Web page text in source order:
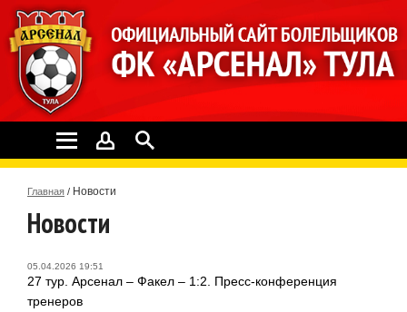
Главная / Новости
Новости
05.04.2026 19:51
27 тур. Арсенал – Факел – 1:2. Пресс-конференция
тренеров